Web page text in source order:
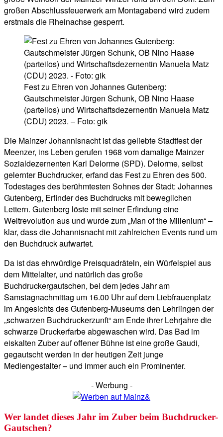
großen Abschlussfeuerwerk am Montagabend wird zudem
erstmals die Rheinachse gesperrt.
Fest zu Ehren von Johannes Gutenberg:
Gautschmeister Jürgen Schunk, OB Nino Haase
(parteilos) und Wirtschaftsdezernentin Manuela Matz
(CDU) 2023. – Foto: gik
Die Mainzer Johannisnacht ist das geliebte Stadtfest der
Meenzer, ins Leben gerufen 1968 vom damalige Mainzer
Sozialdezernenten Karl Delorme (SPD). Delorme, selbst
gelernter Buchdrucker, erfand das Fest zu Ehren des 500.
Todestages des berühmtesten Sohnes der Stadt: Johannes
Gutenberg, Erfinder des Buchdrucks mit beweglichen
Lettern. Gutenberg löste mit seiner Erfindung eine
Weltrevolution aus und wurde zum „Man of the Millenium“ –
klar, dass die Johannisnacht mit zahlreichen Events rund um
den Buchdruck aufwartet.
Da ist das ehrwürdige Preisquadräteln, ein Würfelspiel aus
dem Mittelalter, und natürlich das große
Buchdruckergautschen, bei dem jedes Jahr am
Samstagnachmittag um 16.00 Uhr auf dem Liebfrauenplatz
im Angesichts des Gutenberg-Museums den Lehrlingen der
„schwarzen Buchdruckerzunft“ am Ende ihrer Lehrjahre die
schwarze Druckerfarbe abgewaschen wird. Das Bad im
eiskalten Zuber auf offener Bühne ist eine große Gaudi,
gegautscht werden in der heutigen Zeit junge
Mediengestalter – und immer auch ein Prominenter.
- Werbung -
Wer landet dieses Jahr im Zuber beim Buchdrucker-
Gautschen?